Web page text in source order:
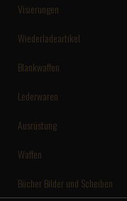
Visierungen
Wiederladeartikel
Blankwaffen
Lederwaren
Ausrüstung
Waffen
Bücher Bilder und Scheiben